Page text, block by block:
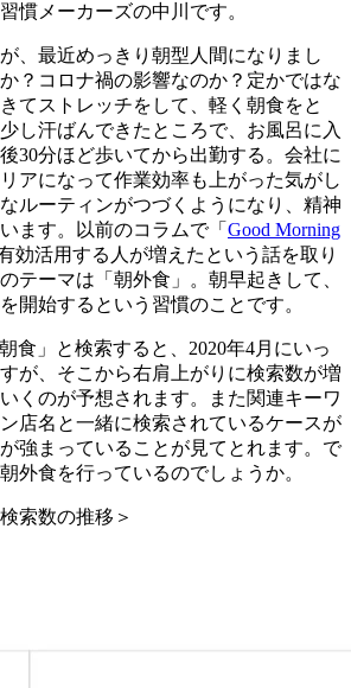
慣メーカーズの中川です。
、最近めっきり朝型人間になりまし
？コロナ禍の影響なのか？定かではな
てストレッチをして、軽く朝食をと
し汗ばんできたところで、お風呂に入
30分ほど歩いてから出勤する。会社に
アになって作業効率も上がった気がし
ルーティンがつづくようになり、精神
ます。以前のコラムで「 Good Morning
効活用する人が増えたという話を取り
テーマは「朝外食」。朝早起きして、
開始するという習慣のことです。
食」と検索すると、2020年4月にいっ
が、そこから右肩上がりに検索数が増
くのが予想されます。また関連キーワ
店名と一緒に検索されているケースが
強まっていることが見てとれます。で
外食を行っているのでしょうか。
索数の推移＞